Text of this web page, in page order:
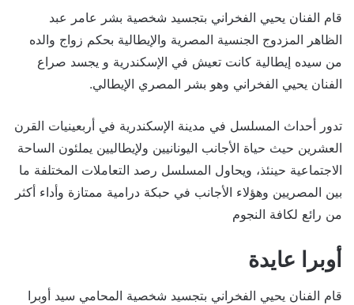
قام الفنان يحيي الفخراني بتجسيد شخصية بشر عامر عبد
الظاهر المزدوج الجنسية المصرية والإيطالية بحكم زواج والده
من سيده إيطالية كانت تعيش في الإسكندرية و يجسد صراع
الفنان يحيي الفخراني وهو بشر المصري الإيطالي.
تدور أحداث المسلسل في مدينة الإسكندرية في أربعينيات القرن
العشرين حيث حياة الأجانب اليونانيين ولإيطاليين يملئون الساحة
الاجتماعية حينئذ، ويحاول المسلسل رصد التعاملات المختلفة ما
بين المصريين وهؤلاء الأجانب في حبكة درامية ممتازة وأداء أكثر
من رائع لكافة النجوم
أوبرا عايدة
قام الفنان يحيي الفخراني بتجسيد شخصية المحامي سيد أوبرا